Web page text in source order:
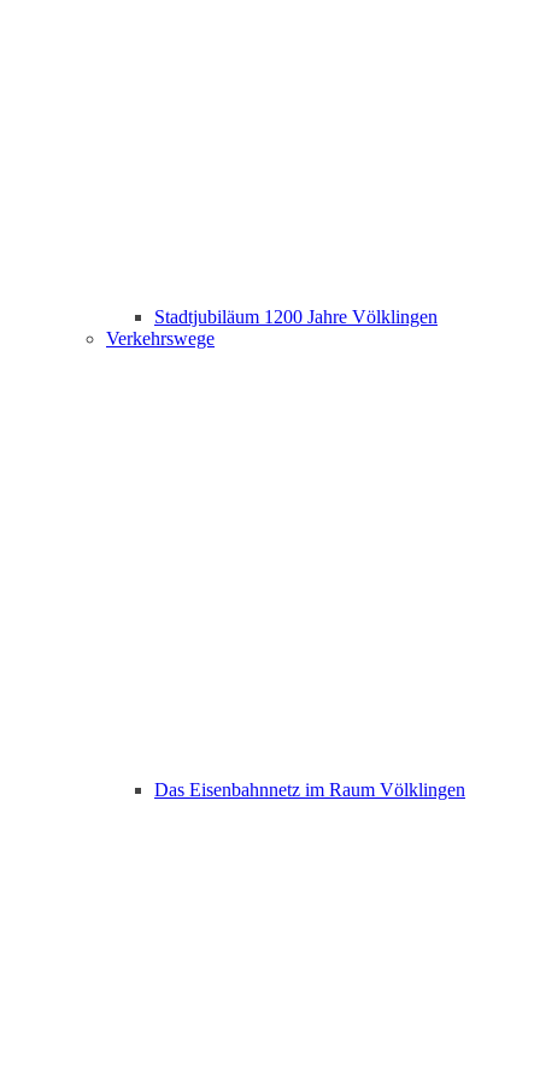
Stadtjubiläum 1200 Jahre Völklingen
Verkehrswege
Das Eisenbahnnetz im Raum Völklingen